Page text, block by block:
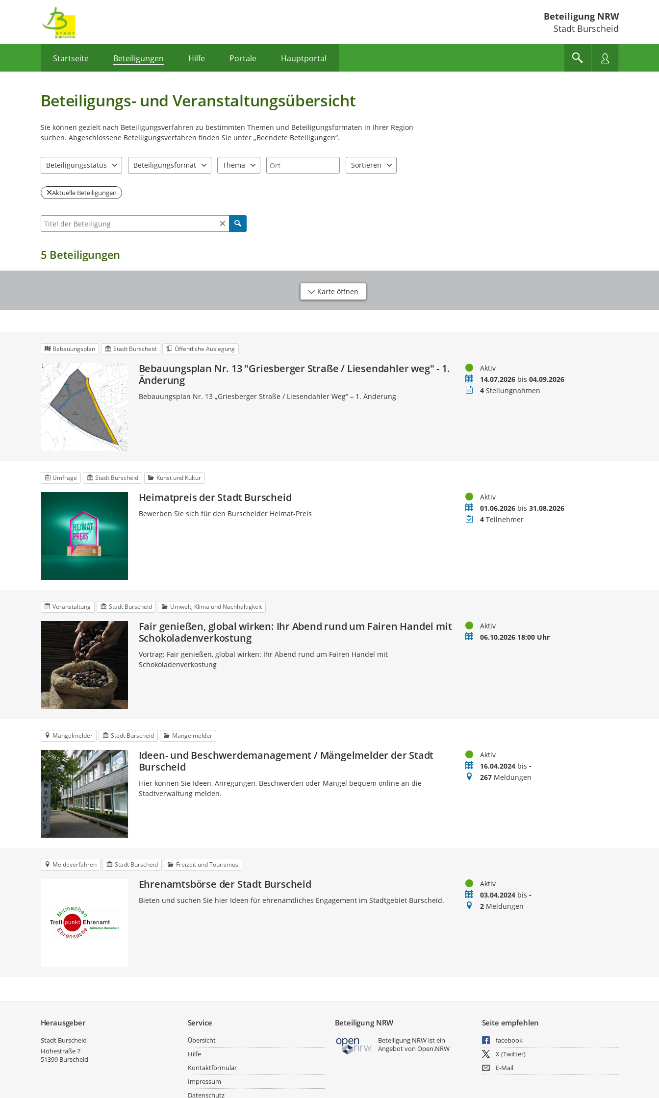
Beteiligung NRW
Stadt Burscheid
Startseite Beteiligungen Hilfe Portale Hauptportal
Beteiligungs- und Veranstaltungsübersicht
Sie können gezielt nach Beteiligungsverfahren zu bestimmten Themen und Beteiligungsformaten in Ihrer Region
suchen. Abgeschlossene Beteiligungsverfahren finden Sie unter „Beendete Beteiligungen“.
Beteiligungsstatus
Beteiligungsformat
Thema
Ort
Sortieren
Aktuelle Beteiligungen
Suche nach Beteiligung
5 Beteiligungen
Karte öffnen
Bebauungsplan Stadt Burscheid Öffentliche Auslegung
Bebauungsplan Nr. 13 "Griesberger Straße / Liesendahler weg" - 1.
Änderung
Bebauungsplan Nr. 13 „Griesberger Straße / Liesendahler Weg“ – 1. Änderung
StatusAktiv
Zeitraum14.07.2026 bis04.09.2026
Stellungnahmen
4 Stellungnahmen
Umfrage Stadt Burscheid Kunst und Kultur
Heimatpreis der Stadt Burscheid
Bewerben Sie sich für den Burscheider Heimat-Preis
StatusAktiv
Zeitraum01.06.2026 bis31.08.2026
Teilnehmer
4 Teilnehmer
Veranstaltung Stadt Burscheid Umwelt, Klima und Nachhaltigkeit
Fair genießen, global wirken: Ihr Abend rund um Fairen Handel mit
Schokoladenverkostung
Vortrag: Fair genießen, global wirken: Ihr Abend rund um Fairen Handel mit
Schokoladenverkostung
StatusAktiv
Termin06.10.2026 18:00 Uhr
Mängelmelder Stadt Burscheid Mängelmelder
Ideen- und Beschwerdemanagement / Mängelmelder der Stadt
Burscheid
Hier können Sie Ideen, Anregungen, Beschwerden oder Mängel bequem online an die
Stadtverwaltung melden.
StatusAktiv
Zeitraum16.04.2024 bis-
Meldungen
267 Meldungen
Meldeverfahren Stadt Burscheid Freizeit und Tourismus
Ehrenamtsbörse der Stadt Burscheid
Bieten und suchen Sie hier Ideen für ehrenamtliches Engagement im Stadtgebiet Burscheid.
StatusAktiv
Zeitraum03.04.2024 bis-
Meldungen
2 Meldungen
Herausgeber
Stadt Burscheid
Höhestraße 7
51399 Burscheid
Service
Übersicht
Hilfe
Kontaktformular
Impressum
Datenschutz
Beteiligung NRW
Beteiligung NRW ist ein
Angebot vonOpen.NRW
Seite empfehlen
facebook
X (Twitter)
E-Mail